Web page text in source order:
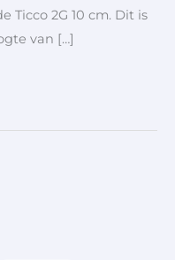
Ticco 2G 10 cm. Dit is
van […]